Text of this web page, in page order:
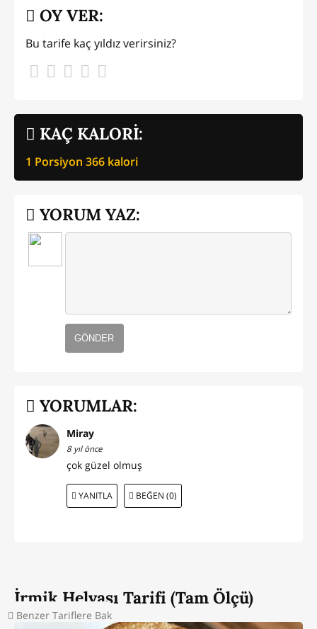
Benzer Tariflere Bak
KAÇ KALORİ:
1 Porsiyon 366 kalori
OY VER:
Bu tarife kaç yıldız verirsiniz?
YORUM YAZ:
GÖNDER
YORUMLAR:
Miray
8 yıl önce
çok güzel olmuş
YANITLA BEĞEN (0)
İrmik Helvası Tarifi (Tam Ölçü)